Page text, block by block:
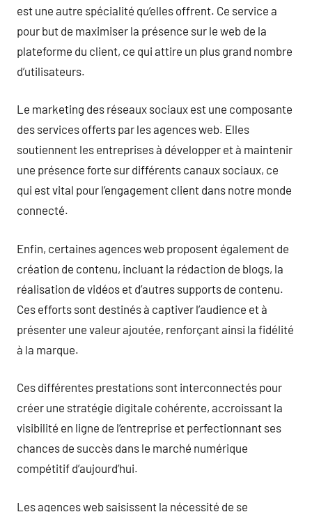
est une autre spécialité qu’elles offrent. Ce service a
pour but de maximiser la présence sur le web de la
plateforme du client, ce qui attire un plus grand nombre
d’utilisateurs.
Le marketing des réseaux sociaux est une composante
des services offerts par les agences web. Elles
soutiennent les entreprises à développer et à maintenir
une présence forte sur différents canaux sociaux, ce
qui est vital pour l’engagement client dans notre monde
connecté.
Enfin, certaines agences web proposent également de
création de contenu, incluant la rédaction de blogs, la
réalisation de vidéos et d’autres supports de contenu.
Ces efforts sont destinés à captiver l’audience et à
présenter une valeur ajoutée, renforçant ainsi la fidélité
à la marque.
Ces différentes prestations sont interconnectés pour
créer une stratégie digitale cohérente, accroissant la
visibilité en ligne de l’entreprise et perfectionnant ses
chances de succès dans le marché numérique
compétitif d’aujourd’hui.
Les agences web saisissent la nécessité de se